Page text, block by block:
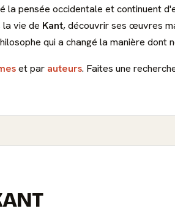
pensée occidentale et continuent
la vie de Kant, découvrir ses œuvres
qui a changé la manière dont
et par auteurs. Faites une